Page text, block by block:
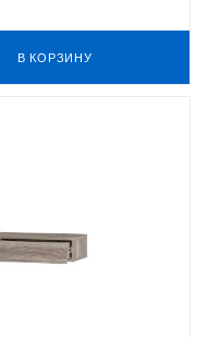
В КОРЗИНУ